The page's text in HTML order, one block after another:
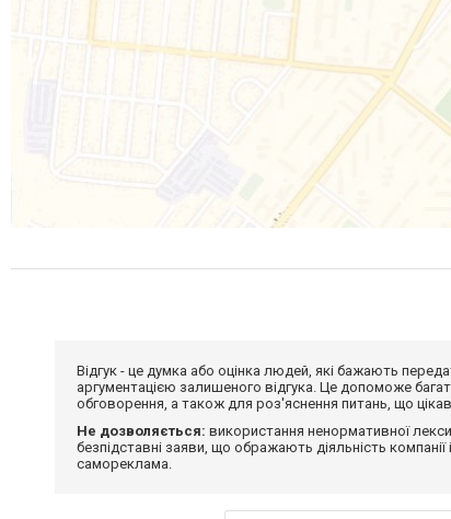
Відгук - це думка або оцінка людей, які бажають
аргументацією залишеного відгука. Це допоможе
обговорення, а також для роз'яснення питань, що
Не дозволяється: використання ненормативної
безпідставні заяви, що ображають діяльність
самореклама.